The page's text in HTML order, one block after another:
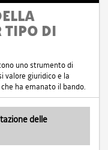
TIPO DI
uno strumento di
valore giuridico e la
ha emanato il bando.
delle